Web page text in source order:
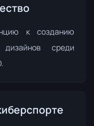
к созданию
среди